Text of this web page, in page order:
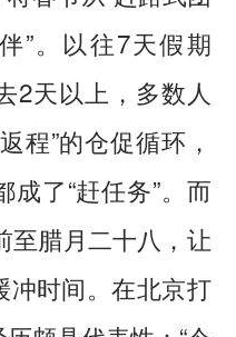
”。以往7天假期
2天以上，多数人
程”的仓促循环，
了“赶任务”。而
至腊月二十八，让
冲时间。在北京打